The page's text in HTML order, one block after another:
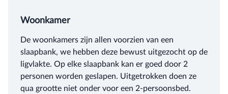
Woonkamer
De woonkamers zijn allen voorzien van een
slaapbank, we hebben deze bewust uitgezocht op de
ligvlakte. Op elke slaapbank kan er goed door 2
personen worden geslapen. Uitgetrokken doen ze
qua grootte niet onder voor een 2-persoonsbed.